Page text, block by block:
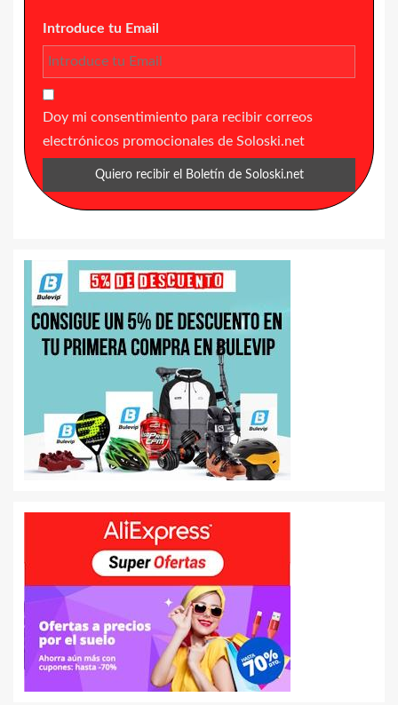
Introduce tu Email
Doy mi consentimiento para recibir correos
electrónicos promocionales de Soloski.net